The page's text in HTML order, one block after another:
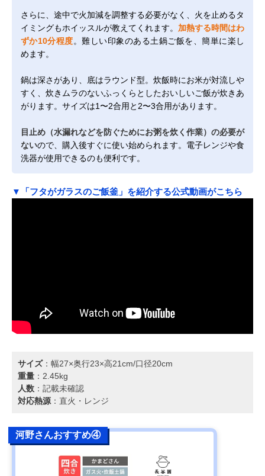
さらに、途中で火加減を調整する必要がなく、火を止めるタ
イミングもホイッスルが教えてくれます。 加熱する時間はわ
ずか10分程度。難しい印象のある土鍋ご飯を、簡単に楽し
めます。
鍋は深さがあり、底はラウンド型。炊飯時にお米が対流しや
すく、炊きムラのないふっくらとしたおいしいご飯が炊きあ
がります。サイズは1〜2合用と2〜3合用があります。
目止め（水漏れなどを防ぐためにお粥を炊く作業）の必要が
ないので、購入後すぐに使い始められます。電子レンジや食
洗器が使用できるのも便利です。
▼「フタがガラスのご飯釜」を紹介する公式動画がこちら
サイズ：幅27×奥行23×高21cm/口径20cm
重量 ：2.45kg
人数 ：記載未確認
対応熱源 ：直火・レンジ
河野さんおすすめ④